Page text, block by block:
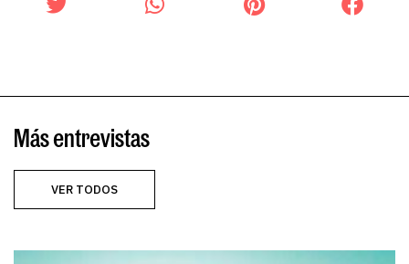
Más entrevistas
VER TODOS